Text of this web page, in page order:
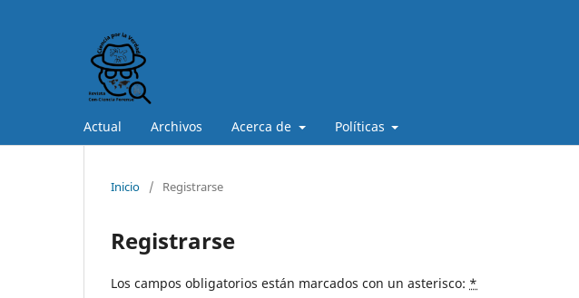
Actual Archivos Acerca de Políticas
Inicio / Registrarse
Registrarse
Los campos obligatorios están marcados con un asterisco: *